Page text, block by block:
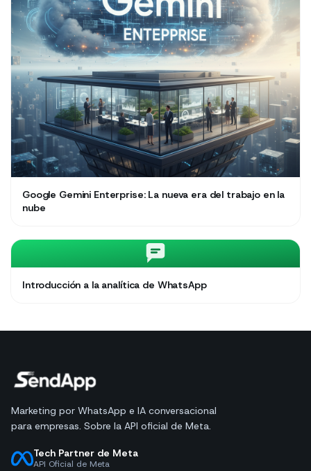
Google Gemini Enterprise: La nueva era del trabajo en la
nube
Introducción a la analítica de WhatsApp
Marketing por WhatsApp e IA conversacional
para empresas. Sobre la API oficial de Meta.
Tech Partner de Meta
API Oficial de Meta